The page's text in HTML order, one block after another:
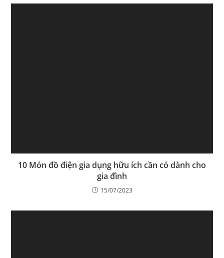
10 Món đồ điện gia dụng hữu ích cần có dành cho
gia đình
15/07/2023